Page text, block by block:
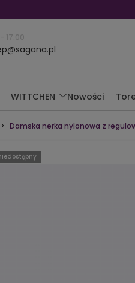
17:00
WITTCHEN Nowości
Damska nerka nylonowa z